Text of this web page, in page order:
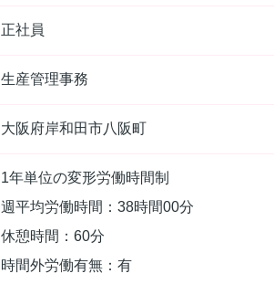
正社員
生産管理事務
大阪府岸和田市八阪町
1年単位の変形労働時間制
週平均労働時間：38時間00分
休憩時間：60分
時間外労働有無：有